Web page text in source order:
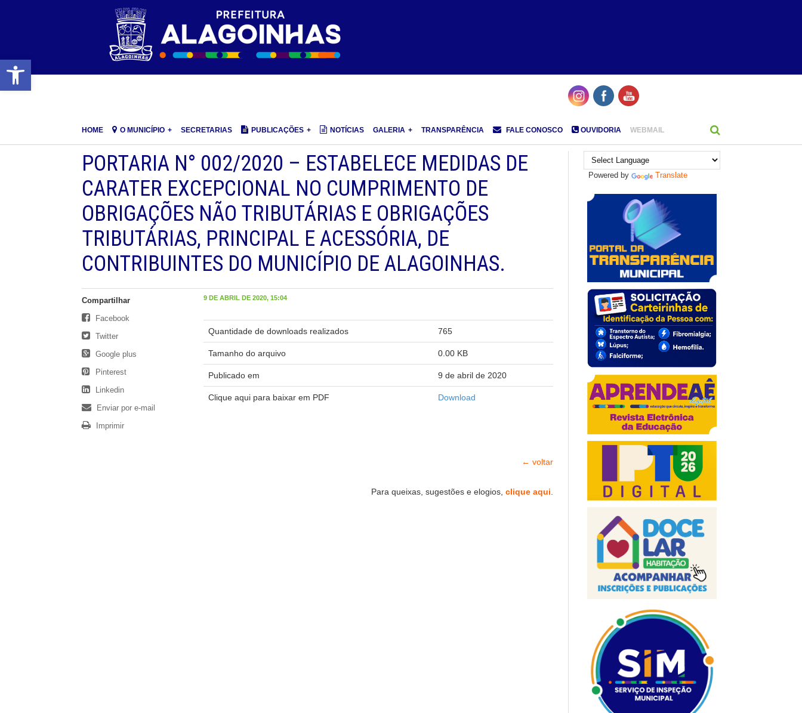
Barra de Ferramentas Aberta
HOME O MUNICÍPIO SECRETARIAS PUBLICAÇÕES NOTÍCIAS GALERIA TRANSPARÊNCIA FALE CONOSCO OUVIDORIA WEBMAIL
PORTARIA N° 002/2020 – ESTABELECE MEDIDAS DE
CARATER EXCEPCIONAL NO CUMPRIMENTO DE
OBRIGAÇÕES NÃO TRIBUTÁRIAS E OBRIGAÇÕES
TRIBUTÁRIAS, PRINCIPAL E ACESSÓRIA, DE
CONTRIBUINTES DO MUNICÍPIO DE ALAGOINHAS.
9 DE ABRIL DE 2020, 15:04
Quantidade de downloads realizados 765
Tamanho do arquivo 0.00 KB
Publicado em 9 de abril de 2020
Clique aqui para baixar em PDF Download
← voltar
Para queixas, sugestões e elogios, clique aqui.
Compartilhar
Facebook
Twitter
Google plus
Pinterest
Linkedin
Enviar por e-mail
Imprimir
Powered by Translate